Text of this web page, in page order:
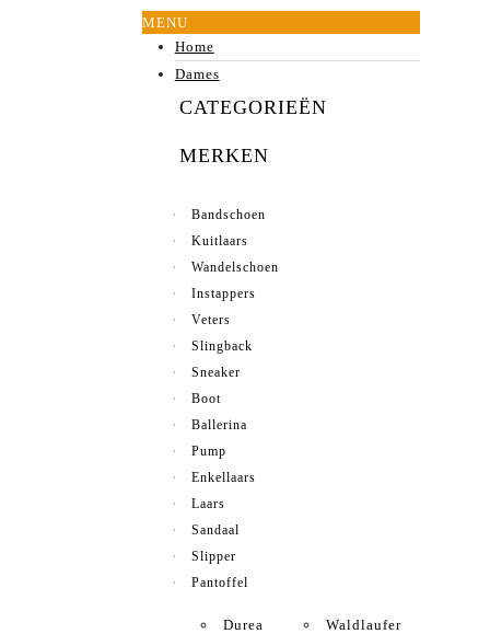
MENU
Home
Dames
CATEGORIEËN
MERKEN
Bandschoen
Kuitlaars
Wandelschoen
Instappers
Veters
Slingback
Sneaker
Boot
Ballerina
Pump
Enkellaars
Laars
Sandaal
Slipper
Pantoffel
Durea Waldlaufer